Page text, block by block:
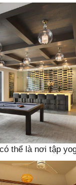
thể là nơi tập